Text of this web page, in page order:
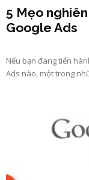
5 Mẹo
Google Ads
Nếu bạn đang tiến
Ads nào, một trong